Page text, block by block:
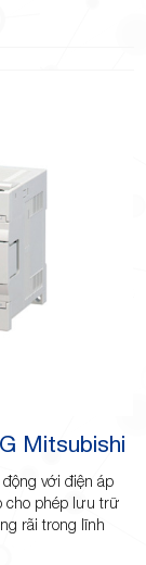
Mitsubishi
với điện áp
cho phép lưu trữ
rãi trong lĩnh